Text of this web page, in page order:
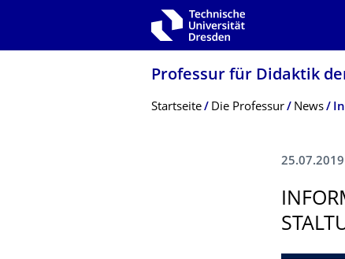
Zur Hauptnavigation springen
Professur für Didaktik
Breadcrumb-Menü
Startseite Die Professur News
25.07.2019